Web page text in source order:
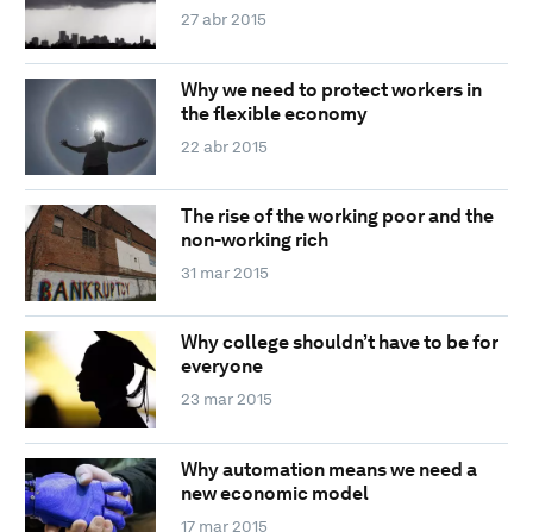
27 abr 2015
Why we need to protect workers in
the flexible economy
22 abr 2015
The rise of the working poor and the
non-working rich
31 mar 2015
Why college shouldn’t have to be for
everyone
23 mar 2015
Why automation means we need a
new economic model
17 mar 2015